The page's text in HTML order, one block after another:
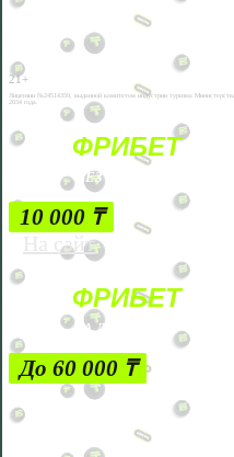
21+
Лицензии №24514359, выданной комитетом индустрии туризма
2034 года.
ФРИБЕТ
БЕЗ УСЛОВИЙ
10 000 ₸
На сайт
ФРИБЕТ
ЗА ДЕПОЗИТЫ
До 60 000 ₸